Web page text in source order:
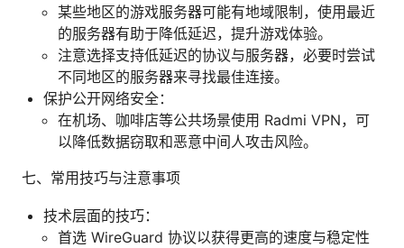
某些地区的游戏服务器可能有地域限制，使用最近
的服务器有助于降低延迟，提升游戏体验。
注意选择支持低延迟的协议与服务器，必要时尝试
不同地区的服务器来寻找最佳连接。
保护公开网络安全：
在机场、咖啡店等公共场景使用 Radmi VPN，可
以降低数据窃取和恶意中间人攻击风险。
七、常用技巧与注意事项
技术层面的技巧：
首选 WireGuard 协议以获得更高的速度与稳定性